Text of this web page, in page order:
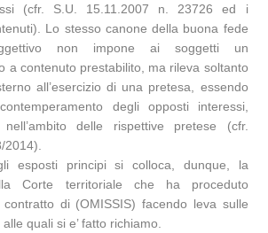
(cfr. S.U. 15.11.2007 n. 23726 ed i
Lo stesso canone della buona fede
non impone ai soggetti un
a contenuto prestabilito, ma rileva soltanto
all’esercizio di una pretesa, essendo
degli opposti interessi,
nell’ambito delle rispettive pretese (cfr.
esposti principi si colloca, dunque, la
Corte territoriale che ha proceduto
contratto di (OMISSIS) facendo leva sulle
quali si e’ fatto richiamo.